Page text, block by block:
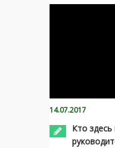
14.07.2017
Кто здесь